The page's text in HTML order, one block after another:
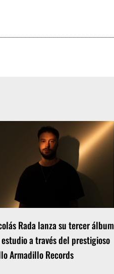
Rada lanza su tercer álbum
a través del prestigioso
Armadillo Records